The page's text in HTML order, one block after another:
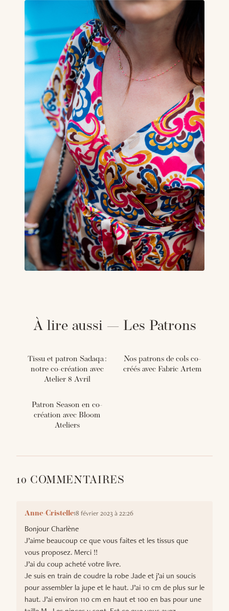
À lire aussi — Les Patrons
Tissu et patron Sadaqa :
notre co-création avec
Atelier 8 Avril
Nos patrons de cols co-
créés avec Fabric Artem
Patron Season en co-
création avec Bloom
Ateliers
10 COMMENTAIRES
Anne-Cristelle18 février 2023 à 22:26
Bonjour Charlène
J’aime beaucoup ce que vous faites et les tissus que
vous proposez. Merci !!
J’ai du coup acheté votre livre.
Je suis en train de coudre la robe Jade et j’ai un soucis
pour assembler la jupe et le haut. J’ai 10 cm de plus sur le
haut. J’ai environ 110 cm en haut et 100 en bas pour une